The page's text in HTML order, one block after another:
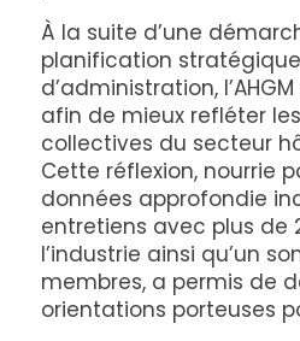
À la suite d’une
planification
d’administration,
afin de mieux refléter
collectives du secteur
Cette réflexion, nourrie
données approfondie
entretiens avec plus de
l’industrie ainsi qu’un
membres, a permis de
orientations porteuses